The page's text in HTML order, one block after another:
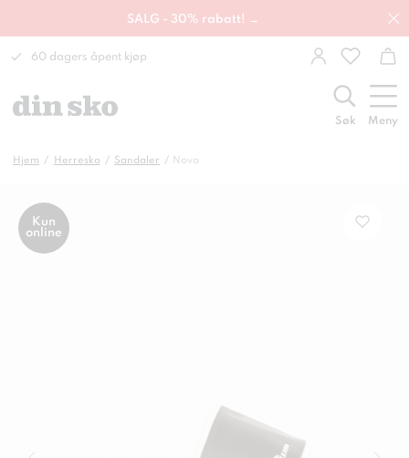
SALG - 30% rabatt! →
60 dagers åpent kjøp
Søk Meny
Hjem Herresko Sandaler Nova
Kun
online